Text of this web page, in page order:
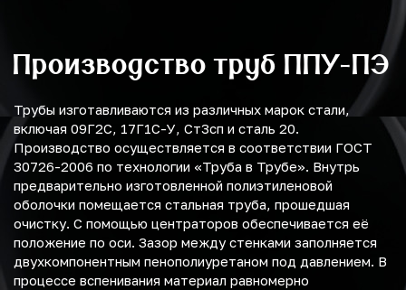
Производство труб ППУ-ПЭ
Трубы изготавливаются из различных марок стали,
включая 09Г2С, 17Г1С-У, Ст3сп и сталь 20.
Производство осуществляется в соответствии ГОСТ
30726-2006 по технологии «Труба в Трубе». Внутрь
предварительно изготовленной полиэтиленовой
оболочки помещается стальная труба, прошедшая
очистку. С помощью центраторов обеспечивается её
положение по оси. Зазор между стенками заполняется
двухкомпонентным пенополиуретаном под давлением. В
процессе вспенивания материал равномерно